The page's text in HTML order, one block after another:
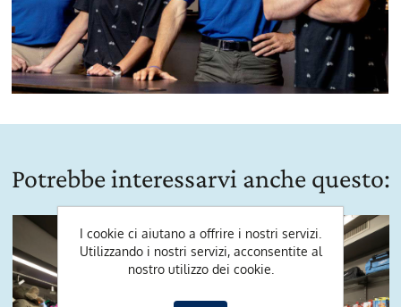
Potrebbe interessarvi anche questo:
I cookie ci aiutano a offrire i nostri servizi.
Utilizzando i nostri servizi, acconsentite al
nostro utilizzo dei cookie.